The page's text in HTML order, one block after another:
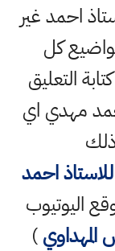
احمد غير
كل
التعليق
مهدي اي
للاستاذ احمد
اليوتيوب
)